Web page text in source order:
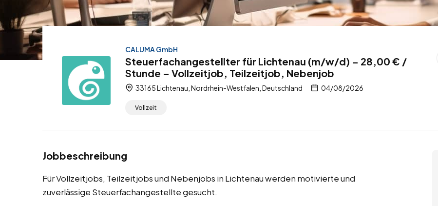
CALUMA GmbH
Steuerfachangestellter für Lichtenau (m/w/d) – 28,00 € /
Stunde – Vollzeitjob, Teilzeitjob, Nebenjob
33165 Lichtenau, Nordrhein-Westfalen, Deutschland 04/08/2026
Vollzeit
Jobbeschreibung
Für Vollzeitjobs, Teilzeitjobs und Nebenjobs in Lichtenau werden motivierte und
zuverlässige Steuerfachangestellte gesucht.